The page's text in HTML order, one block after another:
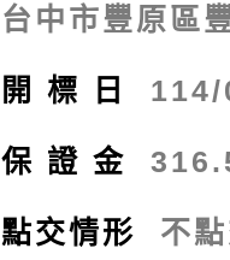
台中市豐原區
開標日 114/
保證金
點交情形 不